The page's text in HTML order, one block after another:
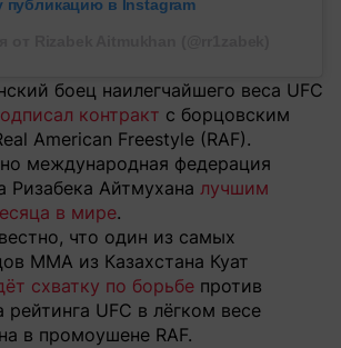
публикацию в Instagram
боец наилегчайшего веса UFC
контракт с борцовским
American Freestyle (RAF).
международная федерация
Ризабека Айтмухана лучшим
в мире.
что один из самых
MMA из Казахстана Куат
схватку по борьбе против
UFC в лёгком весе
в промоушене RAF.